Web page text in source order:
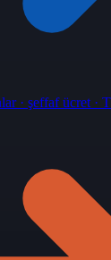
· şeffaf ücret ·